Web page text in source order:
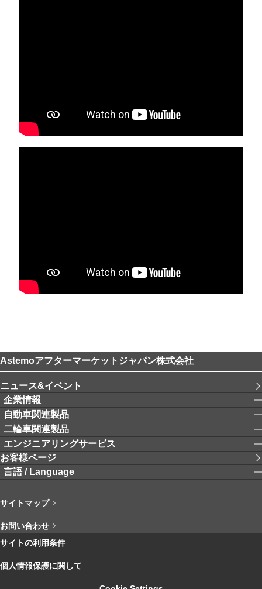
Astemoアフターマーケットジャパン株式会社
ニュース&イベント
企業情報
自動車関連製品
二輪車関連製品
エンジニアリングサービス
お客様ページ
言語 / Language
サイトマップ
お問い合わせ
サイトの利用条件
個人情報保護に関して